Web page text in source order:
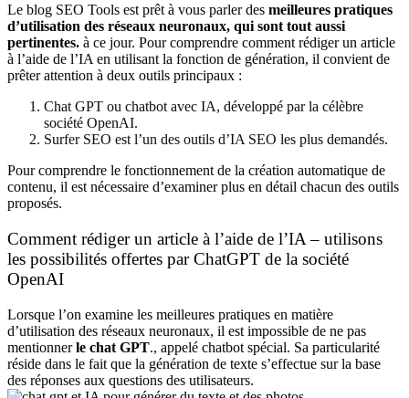
Le blog SEO Tools est prêt à vous parler des meilleures pratiques
d’utilisation des réseaux neuronaux, qui sont tout aussi
pertinentes. à ce jour. Pour comprendre comment rédiger un article
à l’aide de l’IA en utilisant la fonction de génération, il convient de
prêter attention à deux outils principaux :
Chat GPT ou chatbot avec IA, développé par la célèbre
société OpenAI.
Surfer SEO est l’un des outils d’IA SEO les plus demandés.
Pour comprendre le fonctionnement de la création automatique de
contenu, il est nécessaire d’examiner plus en détail chacun des outils
proposés.
Comment rédiger un article à l’aide de l’IA – utilisons
les possibilités offertes par ChatGPT de la société
OpenAI
Lorsque l’on examine les meilleures pratiques en matière
d’utilisation des réseaux neuronaux, il est impossible de ne pas
mentionner le chat GPT., appelé chatbot spécial. Sa particularité
réside dans le fait que la génération de texte s’effectue sur la base
des réponses aux questions des utilisateurs.